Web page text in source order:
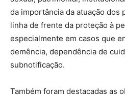
da importância da atuação dos
linha de frente da proteção à
especialmente em casos que
demência, dependência de
subnotificação.
Também foram destacadas as